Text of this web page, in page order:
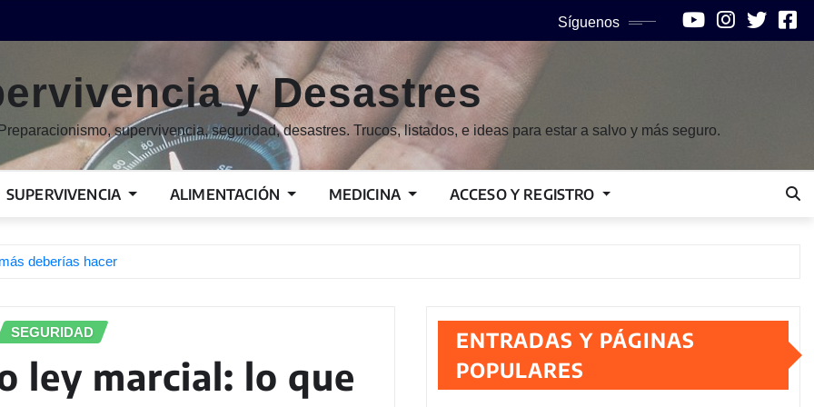
Síguenos
y Desastres
supervivencia, seguridad, desastres. Trucos, listados, e ideas para estar a salvo y más seguro.
SUPERVIVENCIA ALIMENTACIÓN MEDICINA ACCESO Y REGISTRO
deberías hacer
SEGURIDAD
ley marcial: lo que
ENTRADAS Y PÁGINAS
POPULARES